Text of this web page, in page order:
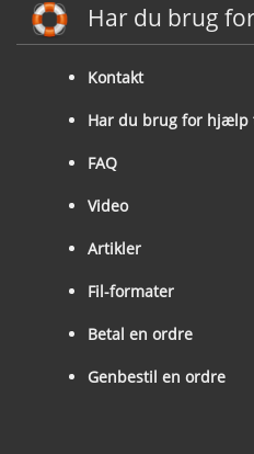
Har du brug
Kontakt
Har du brug for hjælp
FAQ
Video
Artikler
Fil-formater
Betal en ordre
Genbestil en ordre